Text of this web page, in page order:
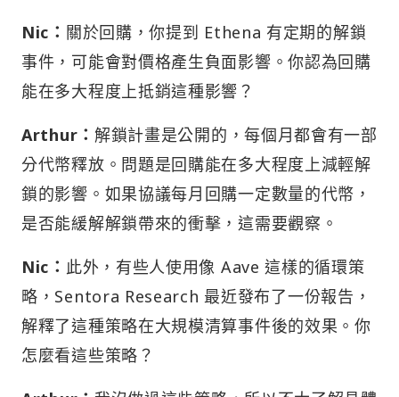
Nic： 關於回購，你提到 Ethena 有定期的解鎖
事件，可能會對價格產生負面影響。你認為回購
能在多大程度上抵銷這種影響？
Arthur： 解鎖計畫是公開的，每個月都會有一部
分代幣釋放。問題是回購能在多大程度上減輕解
鎖的影響。如果協議每月回購一定數量的代幣，
是否能緩解解鎖帶來的衝擊，這需要觀察。
Nic： 此外，有些人使用像 Aave 這樣的循環策
略，Sentora Research 最近發布了一份報告，
解釋了這種策略在大規模清算事件後的效果。你
怎麼看這些策略？